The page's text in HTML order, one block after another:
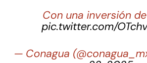
Con una inversión
pic.twitter.com/
— Conagua